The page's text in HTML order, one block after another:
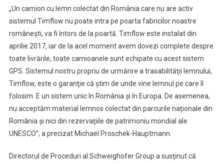
„Un camion cu lemn colectat din România care nu are activ
sistemul Timflow nu poate intra pe poarta fabricilor noastre
româneşti, va fi întors de la poartă. Timflow este instalat din
aprilie 2017, iar de la acel moment avem dovezi complete despre
toate livrările, toate camioanele sunt echipate cu acest sistem
GPS. Sistemul nostru propriu de urmărire a trasabilităţii lemnului,
Timflow, este o garanţie că ştim de unde vine lemnul pe care îl
folosim. E un sistem unic în România şi în Europa. De asemenea,
nu acceptăm material lemnos colectat din parcurile naţionale din
România şi nici din rezervaţiile de patrimoniu mondial ale
UNESCO”, a precizat Michael Proschek-Hauptmann.
Directorul de Proceduri al Schweighofer Group a susţinut că